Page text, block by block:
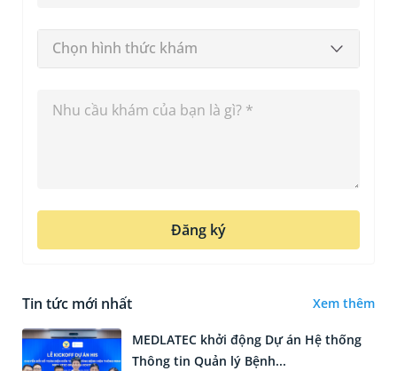
Chọn hình thức khám
Đăng ký
Tin tức mới nhất Xem thêm
MEDLATEC khởi động Dự án Hệ thống
Thông tin Quản lý Bệnh...